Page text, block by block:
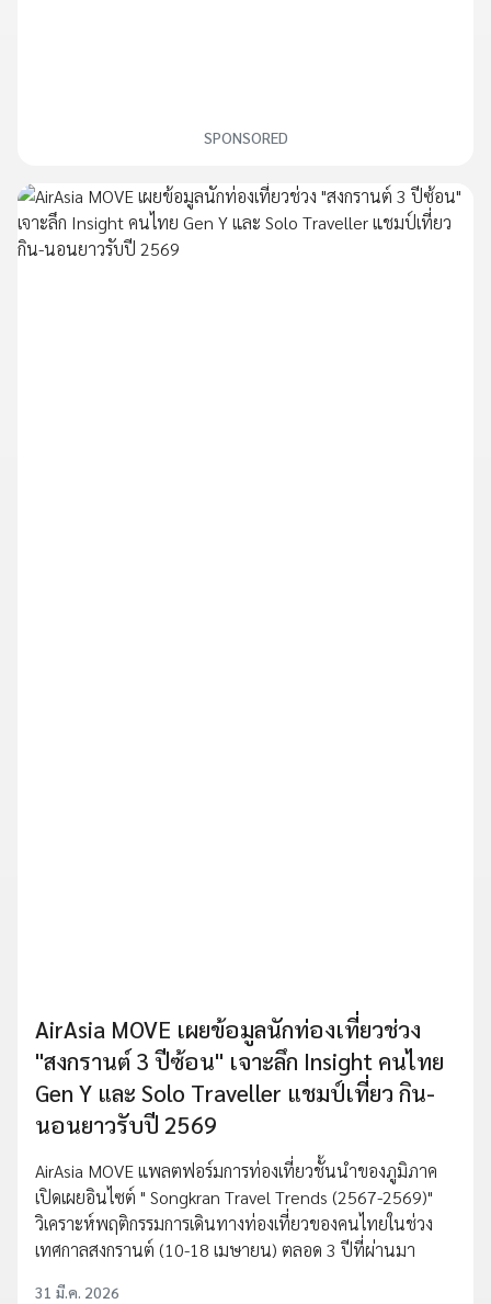
SPONSORED
AirAsia MOVE เผยข้อมูลนักท่องเที่ยวช่วง
"สงกรานต์ 3 ปีซ้อน" เจาะลึก Insight คนไทย
Gen Y และ Solo Traveller แชมป์เที่ยว กิน-
นอนยาวรับปี 2569
AirAsia MOVE แพลตฟอร์มการท่องเที่ยวชั้นนำของภูมิภาค
เปิดเผยอินไซต์ " Songkran Travel Trends (2567-2569)"
วิเคราะห์พฤติกรรมการเดินทางท่องเที่ยวของคนไทยในช่วง
เทศกาลสงกรานต์ (10-18 เมษายน) ตลอด 3 ปีที่ผ่านมา
31 มี.ค. 2026